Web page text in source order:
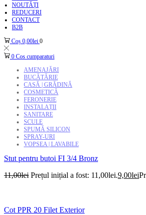
NOUTĂȚI
REDUCERI
CONTACT
B2B
Coș 0,00lei 0
0 Cos cumparaturi
AMENAJĂRI
BUCĂTĂRIE
CASĂ | GRĂDINĂ
COSMETICĂ
FERONERIE
INSTALAȚII
SANITARE
SCULE
SPUMĂ SILICON
SPRAY-URI
VOPSEA | LAVABILE
Stut pentru butoi FI 3/4 Bronz
11,00lei Prețul inițial a fost: 11,00lei.9,00lei
Cot PPR 20 Filet Exterior